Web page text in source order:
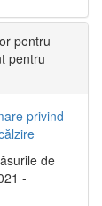
pentru
pentru
privind
de
-